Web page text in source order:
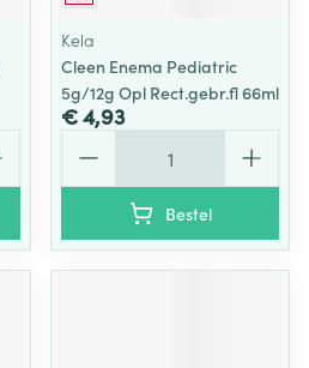
Kela
Cleen Enema Pediatric
5g/12g Opl Rect.gebr.fl 66ml
€ 4,93
Bestel